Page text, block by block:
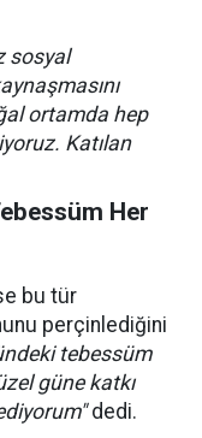
sosyal
ortamda hep
Katılan
Her
bu tür
perçinlediğini
tebessüm
güne katkı
dedi.